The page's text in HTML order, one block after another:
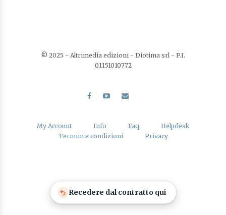
© 2025 - Altrimedia edizioni - Diotima srl - P.I.
01151010772
My Account Info Faq
Helpdesk
Termini e condizioni
Privacy
Recedere dal contratto qui